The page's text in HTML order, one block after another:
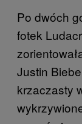
Po dwóch
fotek
Justin
krzaczasty